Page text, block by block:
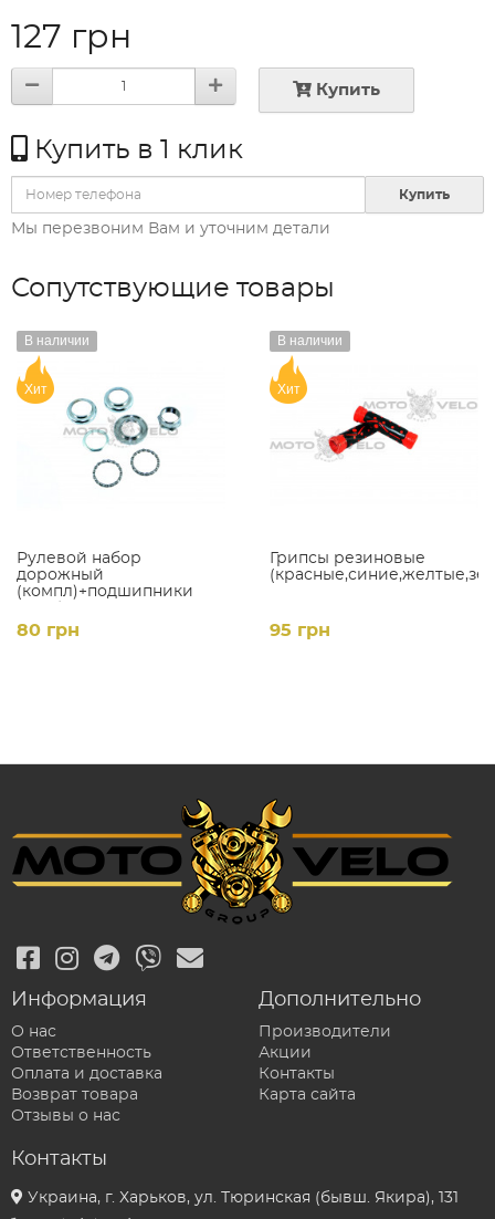
127 грн
Купить
Купить в 1 клик
Купить
Мы перезвоним Вам и уточним детали
Сопутствующие товары
Рулевой набор
дорожный
(компл)+подшипники
В наличии
Хит
80 грн
Грипсы резиновые
В наличии
Хит
95 грн
Информация
О нас
Ответственность
Оплата и доставка
Возврат товара
Отзывы о нас
Дополнительно
Производители
Акции
Контакты
Карта сайта
Контакты
Украина, г. Харьков, ул. Тюринская (бывш. Якира), 131